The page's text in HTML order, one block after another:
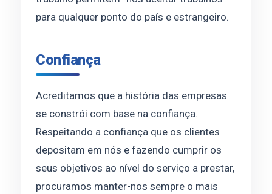
para qualquer ponto do país e estrangeiro.
Confiança
Acreditamos que a história das empresas
se constrói com base na confiança.
Respeitando a confiança que os clientes
depositam em nós e fazendo cumprir os
seus objetivos ao nível do serviço a prestar,
procuramos manter-nos sempre o mais